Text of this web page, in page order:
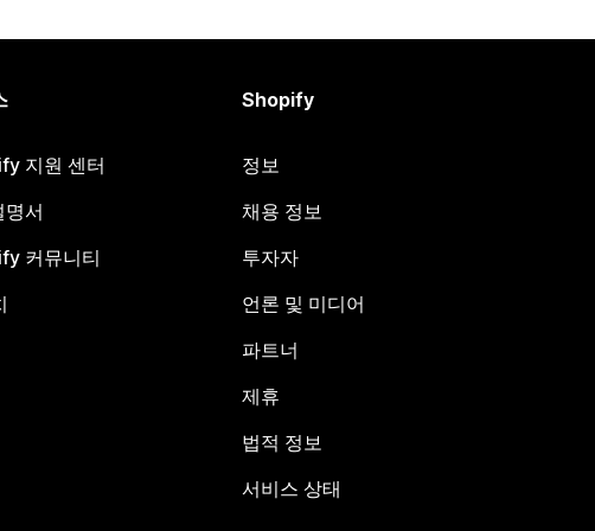
지원 센터
명서
커뮤니티
Shopify
정보
채용 정보
투자자
언론 및 미디어
파트너
제휴
법적 정보
서비스 상태